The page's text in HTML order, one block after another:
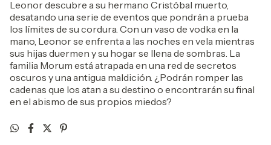
Leonor descubre a su hermano Cristóbal muerto,
desatando una serie de eventos que pondrán a prueba
los límites de su cordura. Con un vaso de vodka en la
mano, Leonor se enfrenta a las noches en vela mientras
sus hijas duermen y su hogar se llena de sombras. La
familia Morum está atrapada en una red de secretos
oscuros y una antigua maldición. ¿Podrán romper las
cadenas que los atan a su destino o encontrarán su final
en el abismo de sus propios miedos?